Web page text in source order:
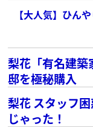
【大人気】ひん
梨花「有名建
邸を極秘購入
梨花 スタッフ
じゃった！